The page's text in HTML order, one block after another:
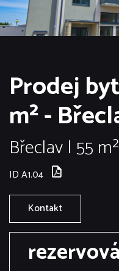
Prodej
m² -
Břeclav | 55 m²
ID A1.04
Kontakt